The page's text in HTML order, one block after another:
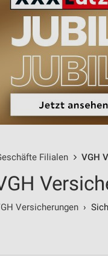
Filialen VGH
Versicherungen ›